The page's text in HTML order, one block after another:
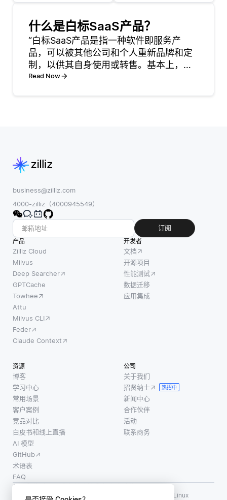
达和雷达捕捉周
围环境，而人工
智能模型处理这
些数据，以检测
行人、车辆和交
通标志等物体。
程序。CaaS 本
质上为开发人员
提供了一个框
架，使其能够在
容器中构建、运
什么是白标SaaS产品？
“白标SaaS产品是指一种软件即服务产
品，可以被其他公司和个人重新品牌和定
制，以供其自身使用或转售。基本上，这
种基础技术由一家公司开发，但以其他企
Read Now
business@zilliz.com
4000-zilliz（4000945549）
订阅
产品
Zilliz Cloud
Milvus
Deep Searcher
GPTCache
Towhee
Attu
Milvus CLI
Feder
Claude Context
开发者
文档
开源项目
性能测试
数据迁移
应用集成
资源
博客
学习中心
常用场景
客户案例
竞品对比
白皮书和线上直播
AI 模型
GitHub
术语表
FAQ
公司
关于我们
招贤纳士
热招中
新闻中心
合作伙伴
活动
联系商务
使用条款·个人信息保护政策·数据安全政策
LF AI、LF AI & Data、Milvus，以及相关的开源项目名称为 Linux